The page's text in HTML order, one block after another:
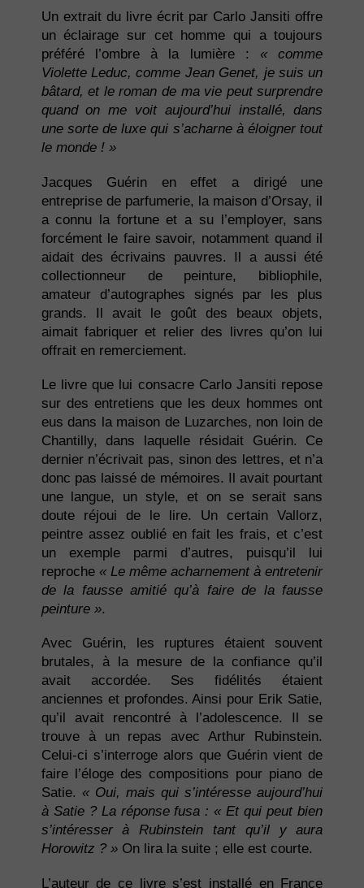
Un extrait du livre écrit par Carlo Jansiti offre
un éclairage sur cet homme qui a toujours
préféré l’ombre à la lumière :
« comme
Violette Leduc, comme Jean Genet, je suis un
bâtard, et le roman de ma vie peut surprendre
quand on me voit aujourd’hui installé, dans
une sorte de luxe qui s’acharne à éloigner tout
le monde ! »
Jacques Guérin en effet a dirigé une
entreprise de parfumerie, la maison d’Orsay, il
a connu la fortune et a su l’employer, sans
forcément le faire savoir, notamment quand il
aidait des écrivains pauvres. Il a aussi été
collectionneur de peinture, bibliophile,
amateur d’autographes signés par les plus
grands. Il avait le goût des beaux objets,
aimait fabriquer et relier des livres qu’on lui
offrait en remerciement.
Le livre que lui consacre Carlo Jansiti repose
sur des entretiens que les deux hommes ont
eus dans la maison de Luzarches, non loin de
Chantilly, dans laquelle résidait Guérin. Ce
dernier n’écrivait pas, sinon des lettres, et n’a
donc pas laissé de mémoires. Il avait pourtant
une langue, un style, et on se serait sans
doute réjoui de le lire. Un certain Vallorz,
peintre assez oublié en fait les frais, et c’est
un exemple parmi d’autres, puisqu’il lui
reproche « Le même acharnement à entretenir
de la fausse amitié qu’à faire de la fausse
peinture ».
Avec Guérin, les ruptures étaient souvent
brutales, à la mesure de la confiance qu’il
avait accordée. Ses fidélités étaient
anciennes et profondes. Ainsi pour Erik Satie,
qu’il avait rencontré à l’adolescence. Il se
trouve à un repas avec Arthur Rubinstein.
Celui-ci s’interroge alors que Guérin vient de
faire l’éloge des compositions pour piano de
Satie. « Oui, mais qui s’intéresse aujourd’hui
à Satie ? La réponse fusa : « Et qui peut bien
s’intéresser à Rubinstein tant qu’il y aura
Horowitz ? »On lira la suite ; elle est courte.
L’auteur de ce livre s’est installé en France